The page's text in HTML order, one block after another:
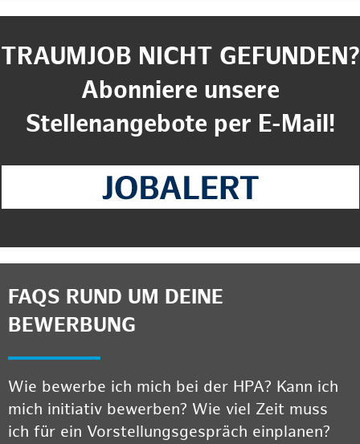
TRAUMJOB NICHT GEFUNDEN?
Abonniere unsere
Stellenangebote per E-Mail!
FAQS RUND UM DEINE
BEWERBUNG
Wie bewerbe ich mich bei der HPA? Kann ich
mich initiativ bewerben? Wie viel Zeit muss
ich für ein Vorstellungsgespräch einplanen?